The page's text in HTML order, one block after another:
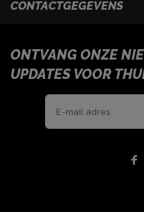
CONTACTGEGEVENS
ONTVANG ONZE
UPDATES VOOR